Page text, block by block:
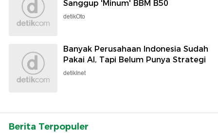
Sanggup 'Minum' BBM B50
detikOto
Banyak Perusahaan Indonesia Sudah
Pakai AI, Tapi Belum Punya Strategi
detikInet
Berita Terpopuler